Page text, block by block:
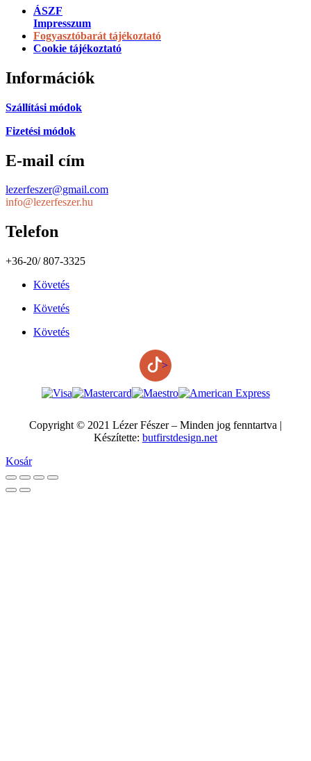
ÁSZF
Impresszum
Fogyasztóbarát tájékoztató
Cookie tájékoztató
Információk
Szállítási módok
Fizetési módok
E-mail cím
lezerfeszer@gmail.com
info@lezerfeszer.hu
Telefon
+36-20/ 807-3325
Követés
Követés
Követés
>
Copyright © 2021 Lézer Fészer – Minden jog fenntartva |
Készítette: butfirstdesign.net
Kosár